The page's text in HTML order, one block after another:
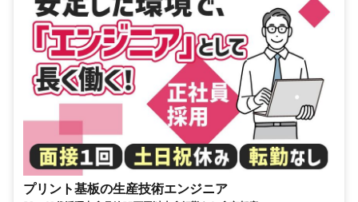
プリント基板の生産技術エンジニア